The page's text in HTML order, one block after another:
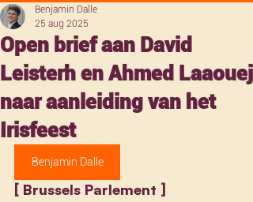
Open brief aan David
Leisterh en Ahmed Laaouej
naar aanleiding van het
Irisfeest
Benjamin Dalle
25 aug 2025
Benjamin Dalle
[ Brussels Parlement ]